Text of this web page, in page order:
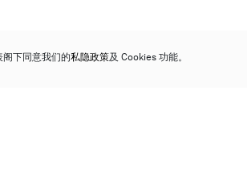
下同意我们的私隐政策及 Cookies 功能。